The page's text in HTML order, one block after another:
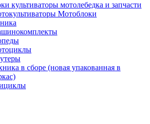
культиваторы мотолебедка и запчасти
Мотоблоки
в сборе (новая упакованная в